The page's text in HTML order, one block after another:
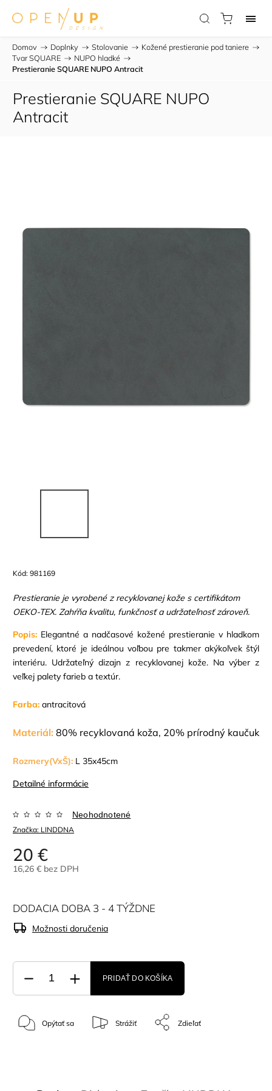
Domov / Doplnky / Stolovanie / Kožené prestieranie pod taniere /
Tvar SQUARE / NUPO hladké /
Prestieranie SQUARE NUPO Antracit
Prestieranie SQUARE NUPO
Antracit
Kód: 981169
Prestieranie je vyrobené z recyklovanej kože s certifikátom
OEKO-TEX. Zahŕňa kvalitu, funkčnosť a udržateľnosť zároveň.
Popis: Elegantné a nadčasové kožené prestieranie v hladkom
prevedení, ktoré je ideálnou voľbou pre takmer akýkoľvek štýl
interiéru. Udržateľný dizajn z recyklovanej kože. Na výber z
veľkej palety farieb a textúr.
Farba: antracitová
Materiál: 80% recyklovaná koža, 20% prírodný kaučuk
Rozmery(VxŠ): L 35x45cm
Detailné informácie
Značka: LINDDNA
Neohodnotené
20 €
16,26 € bez DPH
DODACIA DOBA 3 - 4 TÝŽDNE
Možnosti doručenia
PRIDAŤ DO KOŠÍKA
Opýtať sa Strážiť Zdieľať